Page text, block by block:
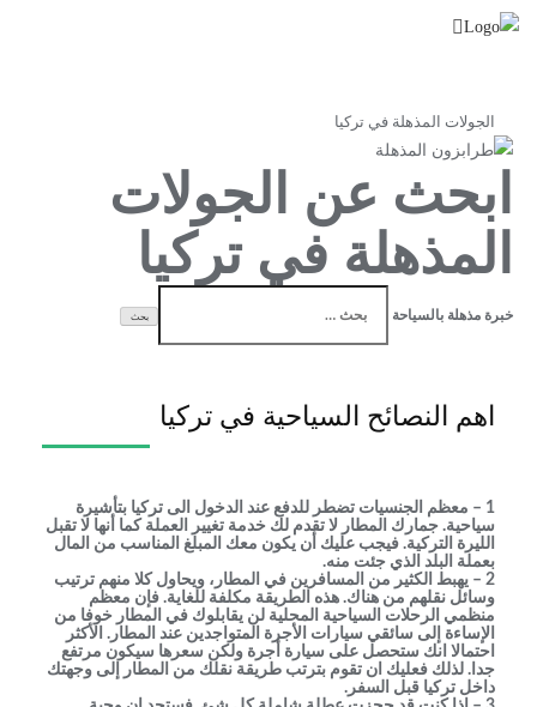
الجولات المذهلة في تركيا
ابحث عن الجولات
المذهلة في تركيا
خبرة مذهلة بالسياحة
اهم النصائح السياحية في تركيا
1 – معظم الجنسيات تضطر للدفع عند الدخول الى تركيا بتأشيرة
سياحية. جمارك المطار لا تقدم لك خدمة تغيير العملة كما أنها لا تقبل
الليرة التركية. فيجب عليك أن يكون معك المبلغ المناسب من المال
بعملة البلد الذي جئت منه.
2 – يهبط الكثير من المسافرين في المطار، ويحاول كلا منهم ترتيب
وسائل نقلهم من هناك. هذه الطريقة مكلفة للغاية. فإن معظم
منظمي الرحلات السياحية المحلية لن يقابلوك في المطار خوفا من
الإساءة إلى سائقي سيارات الأجرة المتواجدين عند المطار. الأكثر
احتمالا انك ستحصل على سيارة أجرة ولكن سعرها سيكون مرتفع
جدا. لذلك فعليك ان تقوم بترتب طريقة نقلك من المطار إلى وجهتك
داخل تركيا قبل السفر.